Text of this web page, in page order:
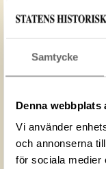
Samtycke
Denna webbplats
Vi använder
och annonserna
för sociala medier
Du får